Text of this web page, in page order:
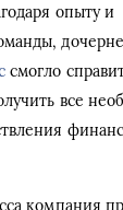
опыту и
смогло
все
компания